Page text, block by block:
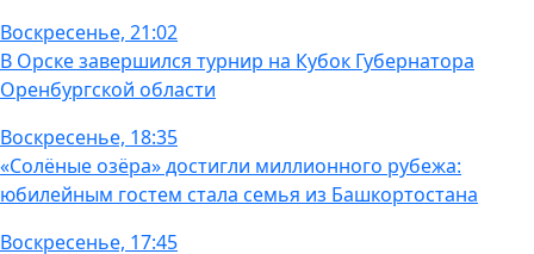
Воскресенье, 21:02
В Орске завершился турнир на Кубок Губернатора
Оренбургской области
Воскресенье, 18:35
«Солёные озёра» достигли миллионного рубежа:
юбилейным гостем стала семья из Башкортостана
Воскресенье, 17:45